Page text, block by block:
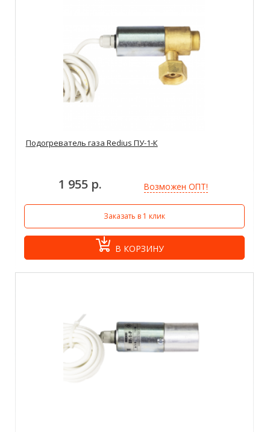
Подогреватель газа Redius ПУ-1-К
1 955 р. Возможен ОПТ!
Заказать в 1 клик
В КОРЗИНУ